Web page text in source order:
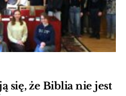
się, że Biblia nie jest